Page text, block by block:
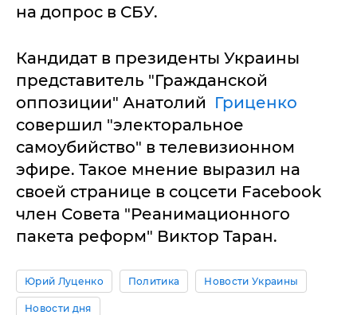
на допрос в СБУ.
Кандидат в президенты Украины
представитель "Гражданской
оппозиции" Анатолий Гриценко
совершил "электоральное
самоубийство" в телевизионном
эфире. Такое мнение выразил на
своей странице в соцсети Facebook
член Совета "Реанимационного
пакета реформ" Виктор Таран.
Юрий Луценко Политика Новости Украины
Новости дня